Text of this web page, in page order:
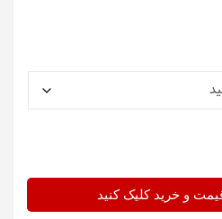
و خرید کلیک کنید